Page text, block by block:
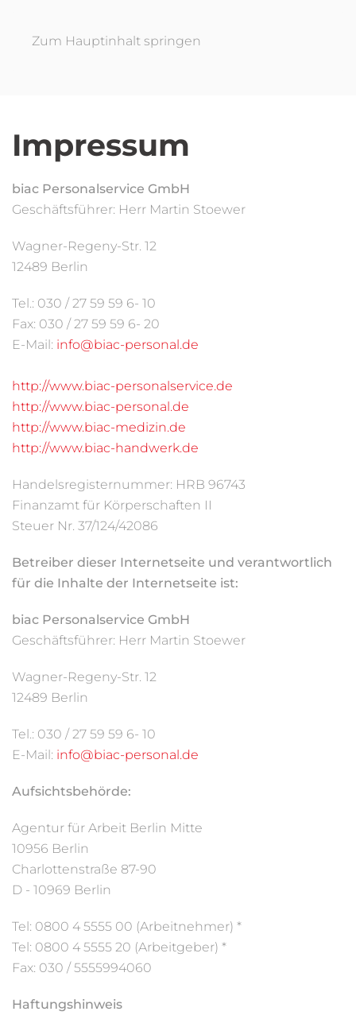
Zum Hauptinhalt springen
Impressum
biac Personalservice GmbH
Geschäftsführer: Herr Martin Stoewer
Wagner-Regeny-Str. 12
12489 Berlin
Tel.: 030 / 27 59 59 6- 10
Fax: 030 / 27 59 59 6- 20
E-Mail: info@biac-personal.de
http://www.biac-personalservice.de
http://www.biac-personal.de
http://www.biac-medizin.de
http://www.biac-handwerk.de
Handelsregisternummer: HRB 96743
Finanzamt für Körperschaften II
Steuer Nr. 37/124/42086
Betreiber dieser Internetseite und verantwortlich
für die Inhalte der Internetseite ist:
biac Personalservice GmbH
Geschäftsführer: Herr Martin Stoewer
Wagner-Regeny-Str. 12
12489 Berlin
Tel.: 030 / 27 59 59 6- 10
E-Mail: info@biac-personal.de
Aufsichtsbehörde:
Agentur für Arbeit Berlin Mitte
10956 Berlin
Charlottenstraße 87-90
D - 10969 Berlin
Tel: 0800 4 5555 00 (Arbeitnehmer) *
Tel: 0800 4 5555 20 (Arbeitgeber) *
Fax: 030 / 5555994060
Haftungshinweis